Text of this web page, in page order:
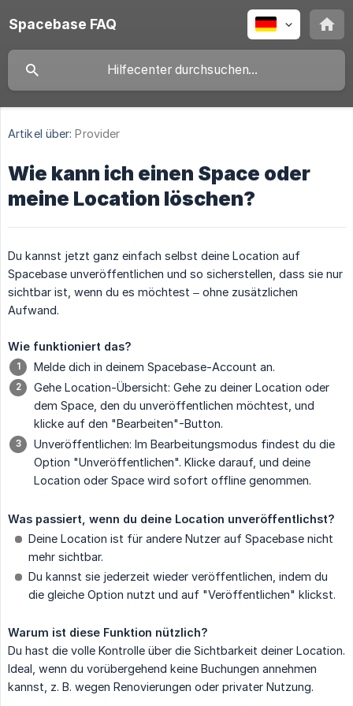
Spacebase FAQ
Artikel über: Provider
Wie kann ich einen Space oder
meine Location löschen?
Du kannst jetzt ganz einfach selbst deine Location auf
Spacebase unveröffentlichen und so sicherstellen, dass sie nur
sichtbar ist, wenn du es möchtest – ohne zusätzlichen
Aufwand.
Wie funktioniert das?
Melde dich in deinem Spacebase-Account an.
Gehe Location-Übersicht: Gehe zu deiner Location oder
dem Space, den du unveröffentlichen möchtest, und
klicke auf den "Bearbeiten"-Button.
Unveröffentlichen: Im Bearbeitungsmodus findest du die
Option "Unveröffentlichen". Klicke darauf, und deine
Location oder Space wird sofort offline genommen.
Was passiert, wenn du deine Location unveröffentlichst?
Deine Location ist für andere Nutzer auf Spacebase nicht
mehr sichtbar.
Du kannst sie jederzeit wieder veröffentlichen, indem du
die gleiche Option nutzt und auf "Veröffentlichen" klickst.
Warum ist diese Funktion nützlich?
Du hast die volle Kontrolle über die Sichtbarkeit deiner Location.
Ideal, wenn du vorübergehend keine Buchungen annehmen
kannst, z. B. wegen Renovierungen oder privater Nutzung.